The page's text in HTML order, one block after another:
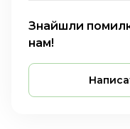
Знайшли
нам!